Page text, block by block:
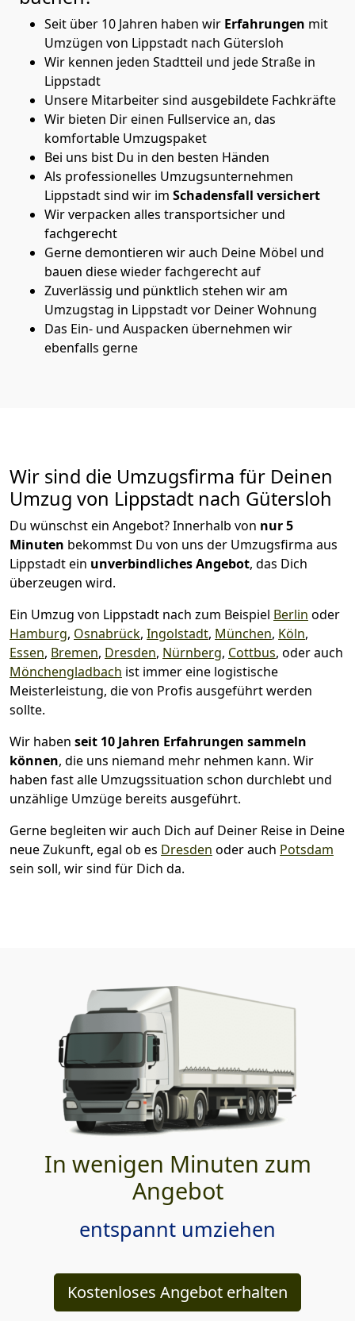
Seit über 10 Jahren haben wir Erfahrungen mit
Umzügen von Lippstadt nach Gütersloh
Wir kennen jeden Stadtteil und jede Straße in
Lippstadt
Unsere Mitarbeiter sind ausgebildete Fachkräfte
Wir bieten Dir einen Fullservice an, das
komfortable Umzugspaket
Bei uns bist Du in den besten Händen
Als professionelles Umzugsunternehmen
Lippstadt sind wir im Schadensfall versichert
Wir verpacken alles transportsicher und
fachgerecht
Gerne demontieren wir auch Deine Möbel und
bauen diese wieder fachgerecht auf
Zuverlässig und pünktlich stehen wir am
Umzugstag in Lippstadt vor Deiner Wohnung
Das Ein- und Auspacken übernehmen wir
ebenfalls gerne
Wir sind die Umzugsfirma für Deinen
Umzug von Lippstadt nach Gütersloh
Du wünschst ein Angebot? Innerhalb von nur 5
Minuten bekommst Du von uns der Umzugsfirma aus
Lippstadt ein unverbindliches Angebot, das Dich
überzeugen wird.
Ein Umzug von Lippstadt nach zum Beispiel Berlin oder
Hamburg, Osnabrück, Ingolstadt, München, Köln,
Essen, Bremen, Dresden, Nürnberg, Cottbus, oder auch
Mönchen­gladbach ist immer eine logistische
Meisterleistung, die von Profis ausgeführt werden
sollte.
Wir haben seit 10 Jahren Erfahrungen sammeln
können, die uns niemand mehr nehmen kann. Wir
haben fast alle Umzugssituation schon durchlebt und
unzählige Umzüge bereits ausgeführt.
Gerne begleiten wir auch Dich auf Deiner Reise in Deine
neue Zukunft, egal ob es Dresden oder auch Potsdam
sein soll, wir sind für Dich da.
In wenigen Minuten zum
Angebot
entspannt umziehen
Kostenloses Angebot erhalten